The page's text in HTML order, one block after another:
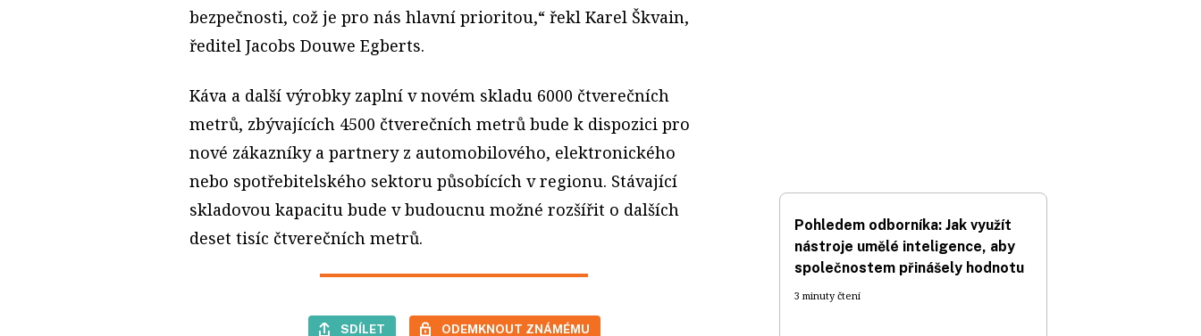
bezpečnosti, což je pro nás hlavní prioritou,“ řekl Karel Škvain,
ředitel Jacobs Douwe Egberts.
Káva a další výrobky zaplní v novém skladu 6000 čtverečních
metrů, zbývajících 4500 čtverečních metrů bude k dispozici pro
nové zákazníky a partnery z automobilového, elektronického
nebo spotřebitelského sektoru působících v regionu. Stávající
skladovou kapacitu bude v budoucnu možné rozšířit o dalších
deset tisíc čtverečních metrů.
SDÍLET ODEMKNOUT ZNÁMÉMU
Pohledem odborníka: Jak využít
nástroje umělé inteligence, aby
společnostem přinášely hodnotu
3 minuty čtení